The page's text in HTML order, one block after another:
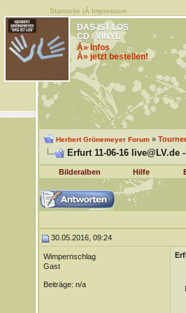
Startseite |Â Impressum
DAS IST LOS
CD / VINYL
Â» Infos
Â» jetzt bestellen!
Herbert Grönemeyer Forum»
Erfurt 11-06-16
Bilderalben Hilfe
30.05.2016, 09:24
Wimpernschlag
Gast
Beiträge: n/a